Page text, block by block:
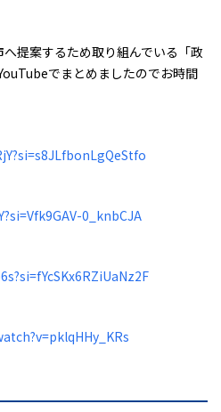
提案するため取り組んでいる「政
でまとめましたのでお時間
0_knbCJA